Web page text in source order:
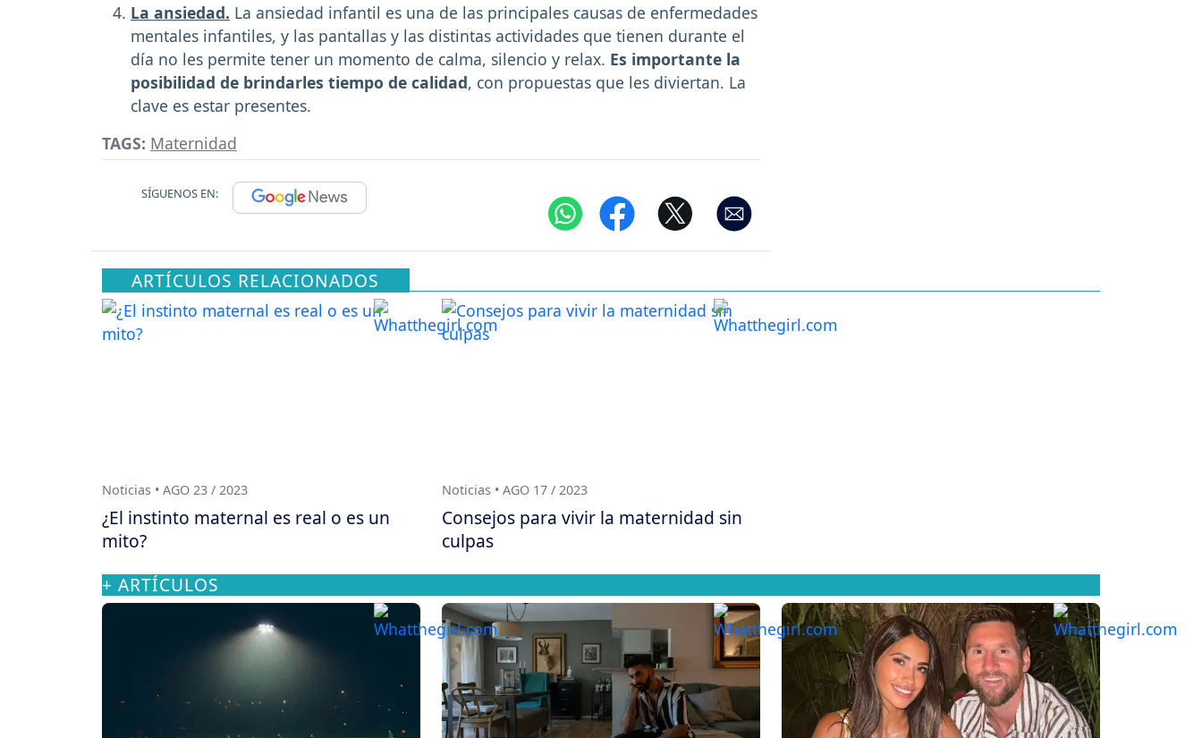
La ansiedad. La ansiedad infantil es una de las principales causas de enfermedades
mentales infantiles, y las pantallas y las distintas actividades que tienen durante el
día no les permite tener un momento de calma, silencio y relax. Es importante la
posibilidad de brindarles tiempo de calidad, con propuestas que les diviertan. La
clave es estar presentes.
TAGS: Maternidad
SÍGUENOS EN:
ARTÍCULOS RELACIONADOS
Noticias • AGO 23 / 2023
¿El instinto maternal es real o es un
mito?
Noticias • AGO 17 / 2023
Consejos para vivir la maternidad sin
culpas
+ ARTÍCULOS